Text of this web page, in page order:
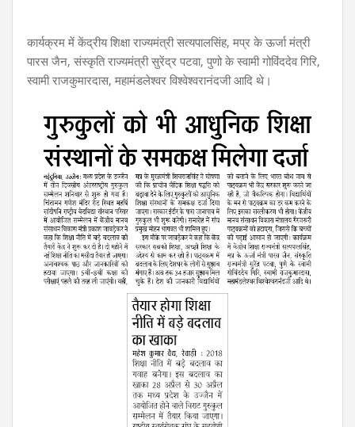
कार्यक्रम में केंद्रीय शिक्षा राज्यमंत्री सत्यपालसिंह, मप्र के ऊर्जा मंत्री
पारस जैन, संस्कृति राज्यमंत्री सुरेंद्र पटवा, पुणो के स्वामी गोविंददेव गिरि,
स्वामी राजकुमारदास, महामंडलेश्वर विश्वेश्वरानंदजी आदि थे।